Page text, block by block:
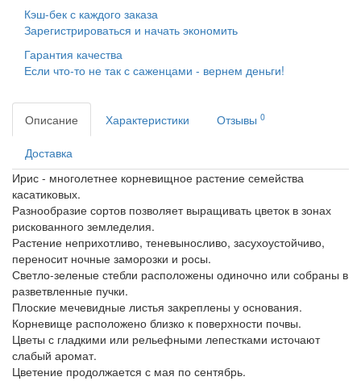
Кэш-бек с каждого заказа
Зарегистрироваться и начать экономить
Гарантия качества
Если что-то не так с саженцами - вернем деньги!
Описание Характеристики Отзывы 0
Доставка
Ирис - многолетнее корневищное растение семейства
касатиковых.
Разнообразие сортов позволяет выращивать цветок в зонах
рискованного земледелия.
Растение неприхотливо, теневыносливо, засухоустойчиво,
переносит ночные заморозки и росы.
Светло-зеленые стебли расположены одиночно или собраны в
разветвленные пучки.
Плоские мечевидные листья закреплены у основания.
Корневище расположено близко к поверхности почвы.
Цветы с гладкими или рельефными лепестками источают
слабый аромат.
Цветение продолжается с мая по сентябрь.